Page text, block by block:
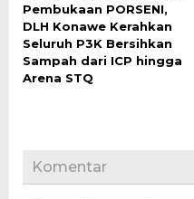
Pembukaan PORSENI,
DLH Konawe Kerahkan
Seluruh P3K Bersihkan
Sampah dari ICP hingga
Arena STQ
Komentar